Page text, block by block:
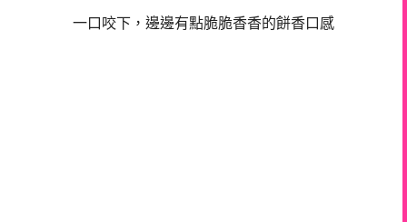
一口咬下，邊邊有點脆脆香香的餅香口感